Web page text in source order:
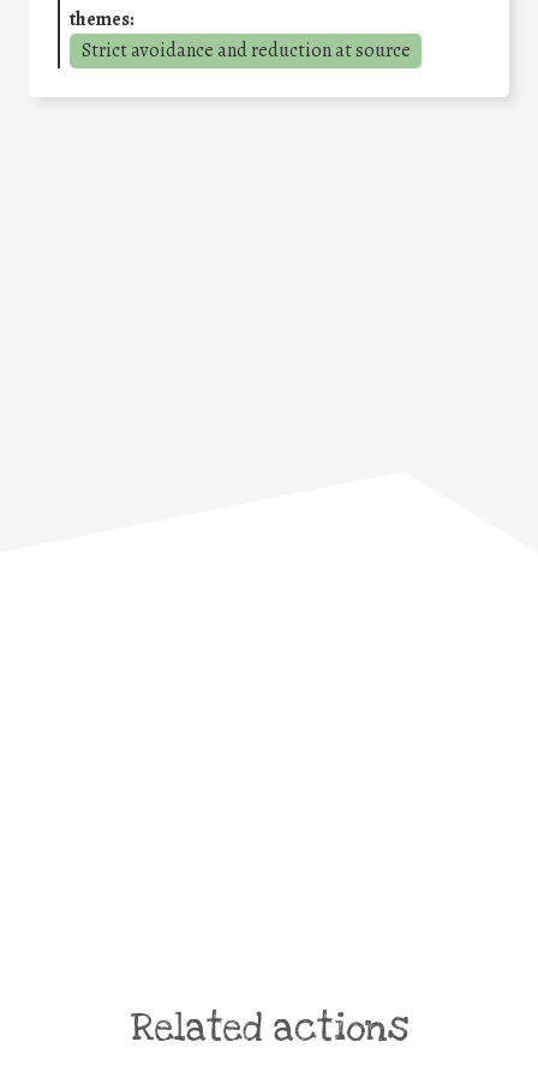
themes:
Strict avoidance and reduction at source
Related actions